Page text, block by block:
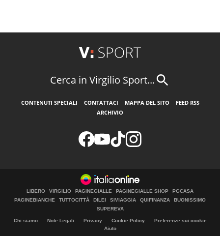
Cerca in Virgilio Sport...
CONTENUTI SPECIALI CONTATTACI MAPPA DEL SITO
FEED RSS
ARCHIVIO
LIBERO VIRGILIO PAGINEGIALLE PAGINEGIALLE SHOP
PGCASA
PAGINEBIANCHE
TUTTOCITTÀ DILEI SIVIAGGIA QUIFINANZA
BUONISSIMO
SUPEREVA
Chi siamo Note Legali Privacy Cookie Policy
Preferenze sui cookie
Aiuto